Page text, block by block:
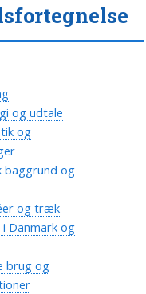
og udtale
og
baggrund og
og træk
i Danmark og
brug og